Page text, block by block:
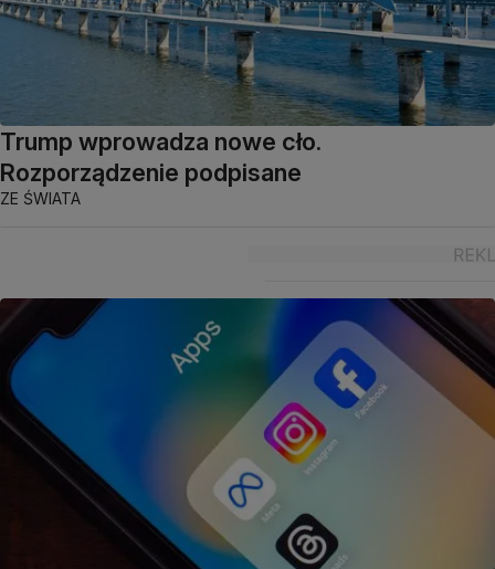
Trump wprowadza nowe cło.
Rozporządzenie podpisane
ZE ŚWIATA